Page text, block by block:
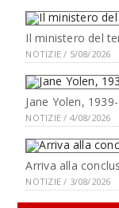
Il ministero del
NOTIZIE / 5/08/2026
Jane Yolen,
NOTIZIE / 4/08/2026
Arriva alla
NOTIZIE / 3/08/2026